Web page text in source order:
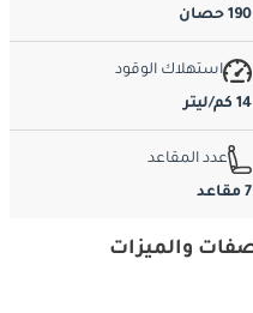
190 حصان
استهلاك الوقود
14 كم/ليتر
عدد المقاعد
7 مقاعد